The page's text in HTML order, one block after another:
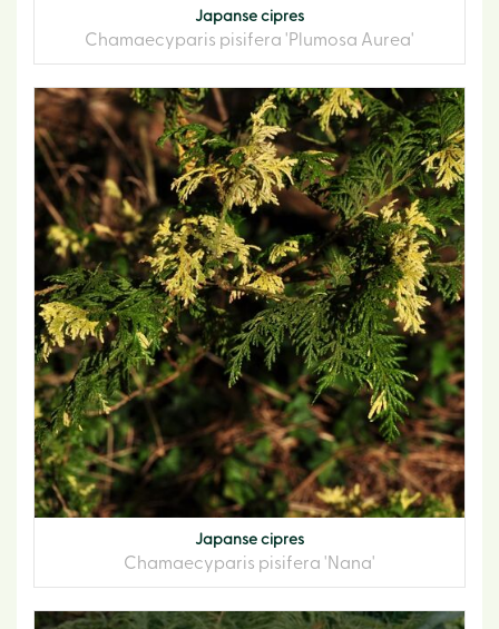
Japanse cipres
Chamaecyparis pisifera 'Plumosa Aurea'
Japanse cipres
Chamaecyparis pisifera 'Nana'